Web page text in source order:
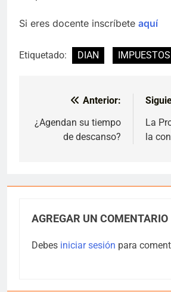
Si eres docente inscríbete aquí
Etiquetado: DIAN
Navegación
de
Anterior:
¿Agendan su tiempo
de descanso?
La
la
AGREGAR UN COMENTARIO
Debes iniciar sesión para